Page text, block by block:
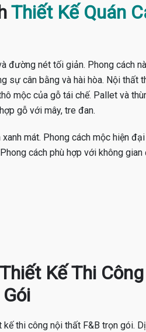
Thiết Kế Quán
đường nét tối giản. Phong cách
sự cân bằng và hài hòa. Nội thất
mộc của gỗ tái chế. Pallet và
gỗ với mây, tre đan.
mát. Phong cách mộc hiện
cách phù hợp với không gian
Kế Thi
thi công nội thất F&B trọn gói.